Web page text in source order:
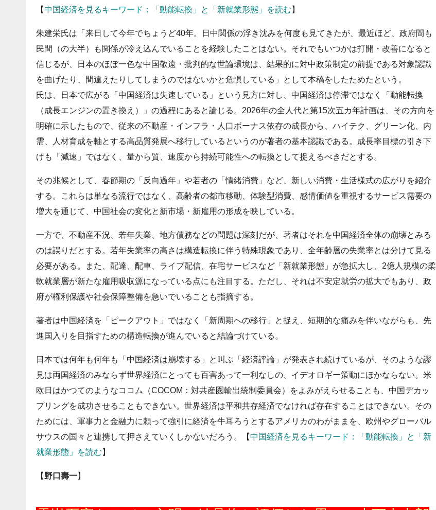
【中国経済を見るキーワード：「動能転換」と「新就業形態」を読む 】
朱建栄氏は「来日して今年でちょうど40年。日中関係の浮き沈みを何度も見てきたが、最近ほど、政府間も
民間（の大半）も関係が冷え込んでいることを経験したことはない。それでもいつかは打開・改善になると
信じるが、日本のほぼ一色な中国敬遠・批判的な世論環境は、結果的に対中政策制定の前提である対象認識
を曲げたり、間違えたりしてしまうのではないかと危惧している」として本稿をしたためたという。
氏は、日本で広がる「中国経済は失速している」という見方に対し、中国経済は停滞ではなく「動能転換
（成長エンジンの置き換え）」の過程にあると論じる。2026年の全人代と第15次五カ年計画は、その方向を
明確に示したもので、従来の不動産・インフラ・人口ボーナス依存の成長から、ハイテク、グリーン化、内
需、人材育成を軸とする高品質発展へ移行しているというのが著者の基本認識である。成長率目標の引き下
げも「減速」ではなく、量から質、速度から持続可能性への転換として捉えるべきだとする。
その兆候として、春節期の「反向過年」や若者の「情緒消費」など、新しい消費・生活様式の広がりを紹介
する。これらは単なる流行ではなく、高齢者の都市移動、体験型消費、感情価値を重視するサービス需要の
増大を通じて、中国社会の変化と新市場・新雇用の形成を映している。
一方で、不動産不況、若年失業、地方債務などの問題は深刻だが、著者はそれを中国経済全体の崩壊とみる
のは誤りだとする。若年失業率の高さは構造転換に伴う特殊現象であり、全年齢層の失業率とは分けて見る
必要がある。また、配達、配車、ライブ配信、在宅サービスなど「新就業形態」が急拡大し、2億人規模の柔
軟就業層が新たな雇用吸収源になっている点にも注目する。ただし、それは不安定就労の拡大でもあり、政
府が権利保護や社会保障整備を急いでいることも指摘する。
著者は中国経済を「ピークアウト」ではなく「新周期への移行」と捉え、短期的な痛みを伴いながらも、先
進国入りを目指すための構造転換が進んでいると結論づけている。
日本では何年も何年も「中国経済は崩壊する」と叫ぶ「経済評論」が発表され続けているが、そのような謬
見は両国経済のみならず世界経済にとっても百害あって一利なしの、イデオロギー策動にほかならない。米
欧日はかつてのようなココム（COCOM：対共産圏輸出統制委員会）をよみがえらせることも、中国デカッ
プリングを成功させることもできない。世界経済は平和共存経済でなければ存在することはできない。その
ためには、軍事力と金融力に頼って強引に経済を牛耳ろうとするアメリカのわがままを、欧州やグローバル
サウスの国々と連携して押さえていくしかないだろう。【中国経済を見るキーワード：「動能転換」と「新
就業形態」を読む 】
【 野口壽一】